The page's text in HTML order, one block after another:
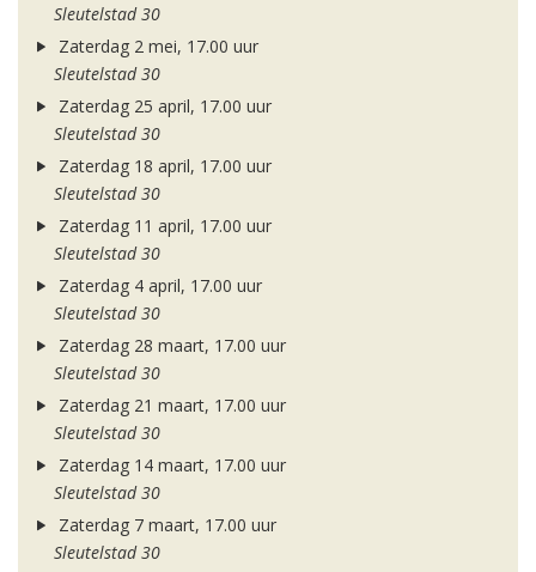
Sleutelstad 30
Zaterdag 2 mei, 17.00 uur
Sleutelstad 30
Zaterdag 25 april, 17.00 uur
Sleutelstad 30
Zaterdag 18 april, 17.00 uur
Sleutelstad 30
Zaterdag 11 april, 17.00 uur
Sleutelstad 30
Zaterdag 4 april, 17.00 uur
Sleutelstad 30
Zaterdag 28 maart, 17.00 uur
Sleutelstad 30
Zaterdag 21 maart, 17.00 uur
Sleutelstad 30
Zaterdag 14 maart, 17.00 uur
Sleutelstad 30
Zaterdag 7 maart, 17.00 uur
Sleutelstad 30